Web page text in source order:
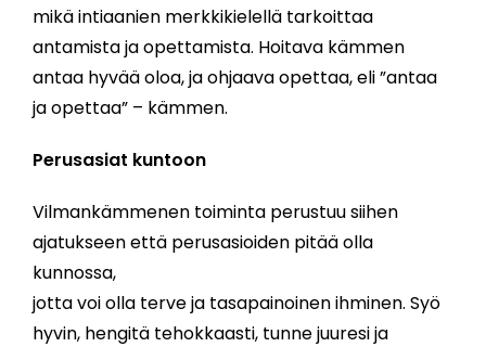
mikä intiaanien merkkikielellä tarkoittaa
antamista ja opettamista. Hoitava kämmen
antaa hyvää oloa, ja ohjaava opettaa, eli ”antaa
ja opettaa” – kämmen.
Perusasiat kuntoon
Vilmankämmenen toiminta perustuu siihen
ajatukseen että perusasioiden pitää olla
kunnossa,
jotta voi olla terve ja tasapainoinen ihminen. Syö
hyvin, hengitä tehokkaasti, tunne juuresi ja